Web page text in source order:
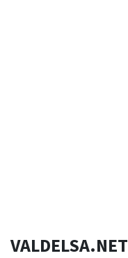
VALDELSA.NET